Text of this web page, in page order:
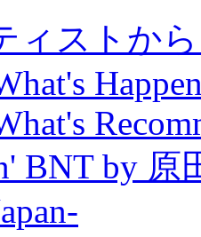
ィストか
BNT by 原